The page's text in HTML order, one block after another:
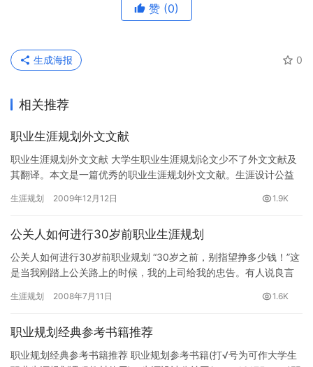
赞 (0)
0
生成海报
相关推荐
职业生涯规划外文文献
职业生涯规划外文文献 大学生职业生涯规划论文少不了外文文献及
其翻译。本文是一篇优秀的职业生涯规划外文文献。生涯设计公益
生涯规划 2009年12月12日 1.9K
公关人如何进行30岁前职业生涯规划
公关人如何进行30岁前职业规划 “30岁之前，别指望挣多少钱！”这
是当我刚踏上公关路上的时候，我的上司给我的忠告。有人说良言
生涯规划 2008年7月11日 1.6K
职业规划经典参考书籍推荐
职业规划经典参考书籍推荐 职业规划参考书籍(打√号为可作大学生